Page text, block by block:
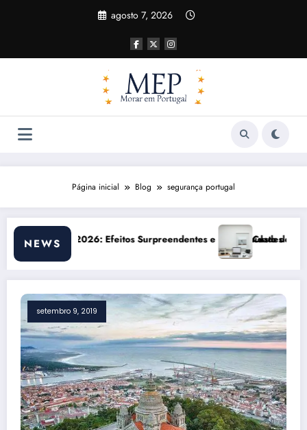
agosto 7, 2026
Página inicial Blog segurança portugal
NEWS
Portugal 2026: impactos reais e ajustes necessáriosComunicação
setembro 9, 2019